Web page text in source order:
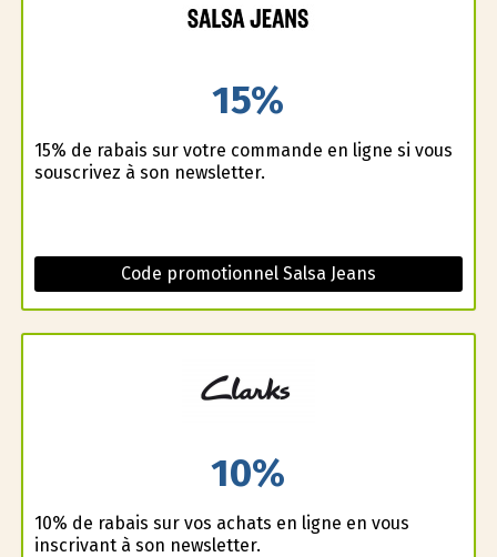
15%
15% de rabais sur votre commande en ligne si vous
souscrivez à son newsletter.
Code promotionnel Salsa Jeans
10%
10% de rabais sur vos achats en ligne en vous
inscrivant à son newsletter.